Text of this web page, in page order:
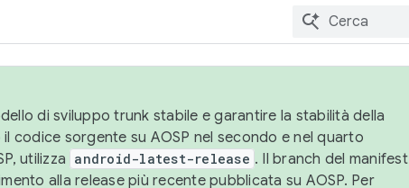
di sviluppo trunk stabile e garantire la stabilità della
codice sorgente su AOSP nel secondo e nel quarto
utilizza android-latest-release . Il branch del manifest
alla release più recente pubblicata su AOSP. Per